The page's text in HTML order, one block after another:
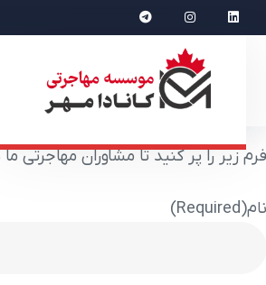
فرم زیر را پر کنید تا مشاوران مهاجرتی
نام(Required)